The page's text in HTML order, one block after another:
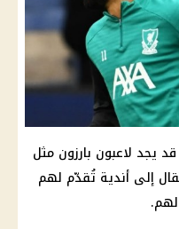
قد يجد لاعبون بارزون مثل
إلى أندية تُقدّم لهم
لهم.